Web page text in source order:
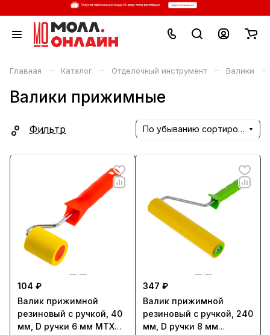
Главная – Каталог – Отделочный инструмент – Валики –
Валики прижимные
Фильтр По убыванию сортировки
104 ₽
Валик прижимной
резиновый с ручкой, 40
мм, D ручки 6 мм MTX
347 ₽
Валик прижимной
резиновый с ручкой, 240
мм, D ручки 8 мм